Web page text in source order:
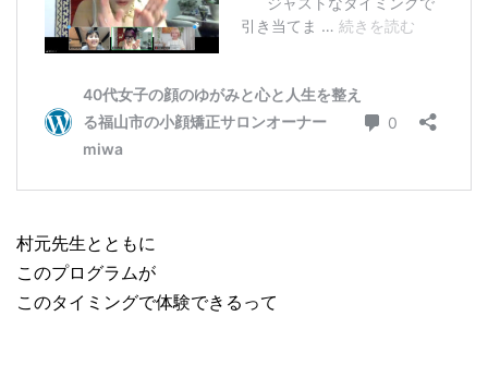
村元先生とともに
このプログラムが
このタイミングで体験できるって